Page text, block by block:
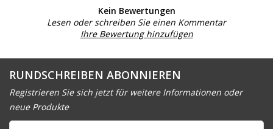
Kein Bewertungen
Lesen oder schreiben Sie einen Kommentar
Ihre Bewertung hinzufügen
RUNDSCHREIBEN ABONNIEREN
Registrieren Sie sich jetzt für weitere Informationen oder
neue Produkte